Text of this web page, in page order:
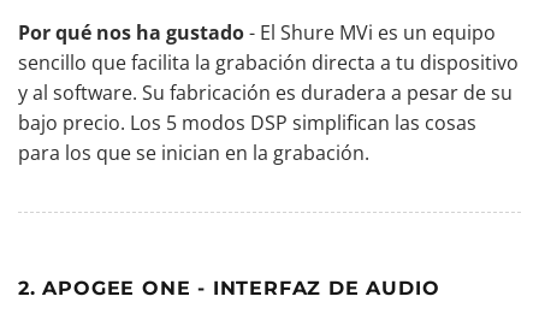
Por qué nos ha gustado- El Shure MVi es un equipo
sencillo que facilita la grabación directa a tu dispositivo
y al software. Su fabricación es duradera a pesar de su
bajo precio. Los 5 modos DSP simplifican las cosas
para los que se inician en la grabación.
2. APOGEE ONE - INTERFAZ DE AUDIO